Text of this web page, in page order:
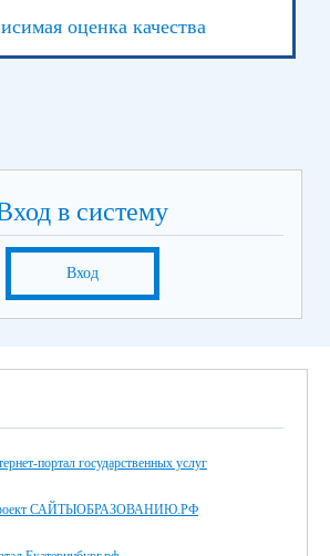
оценка качества
в систему
Вход
портал государственных услуг
проект САЙТЫОБРАЗОВАНИЮ.РФ